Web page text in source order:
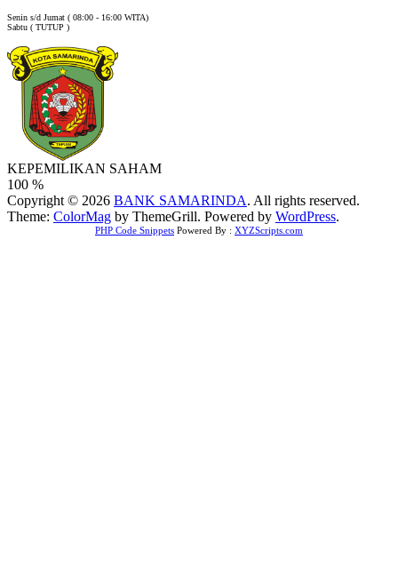
Senin s/d Jumat ( 08:00 - 16:00 WITA)
Sabtu ( TUTUP )
KEPEMILIKAN SAHAM
100 %
Copyright © 2026 BANK SAMARINDA. All rights reserved.
Theme: ColorMag by ThemeGrill. Powered by WordPress.
PHP Code Snippets Powered By : XYZScripts.com